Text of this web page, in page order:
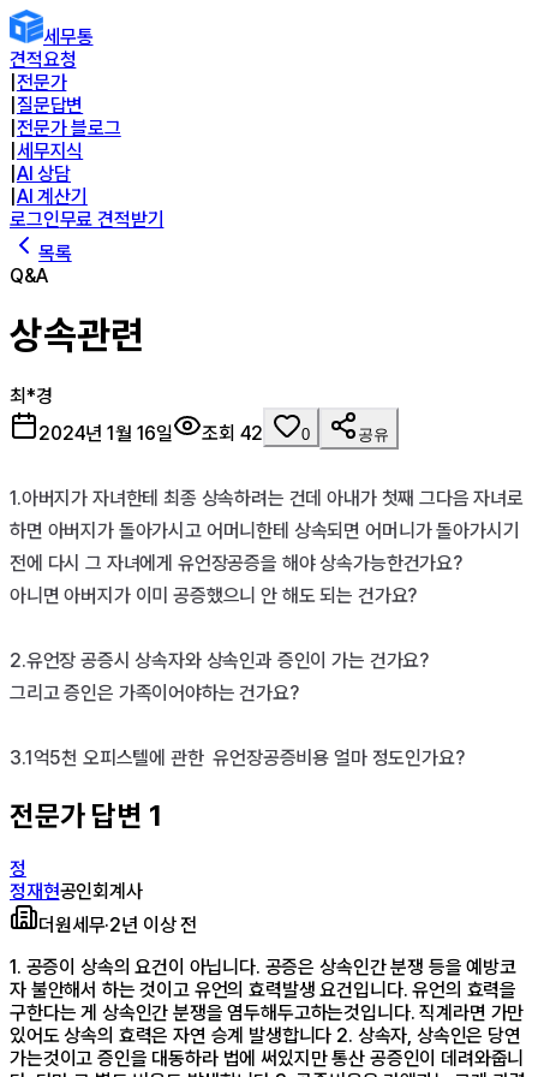
세무통
견적요청
전문가
질문답변
전문가 블로그
세무지식
AI 상담
AI 계산기
로그인무료 견적받기
목록
Q&A
상속관련
최*경
2024년 1월 16일
조회 42 0 공유
1.아버지가 자녀한테 최종 상속하려는 건데 아내가 첫째 그다음 자녀로
하면 아버지가 돌아가시고 어머니한테 상속되면 어머니가 돌아가시기
전에 다시 그 자녀에게 유언장공증을 해야 상속가능한건가요?
아니면 아버지가 이미 공증했으니 안 해도 되는 건가요?
2.유언장 공증시 상속자와 상속인과 증인이 가는 건가요?
그리고 증인은 가족이어야하는 건가요?
3.1억5천 오피스텔에 관한  유언장공증비용 얼마 정도인가요?
전문가 답변 1
정
정재현공인회계사
더원세무·2년 이상 전
1. 공증이 상속의 요건이 아닙니다. 공증은 상속인간 분쟁 등을 예방코
자 불안해서 하는 것이고 유언의 효력발생 요건입니다. 유언의 효력을
구한다는 게 상속인간 분쟁을 염두해두고하는것입니다. 직계라면 가만
있어도 상속의 효력은 자연 승계 발생합니다 2. 상속자, 상속인은 당연
가는것이고 증인을 대동하라 법에 써있지만 통산 공증인이 데려와줍니